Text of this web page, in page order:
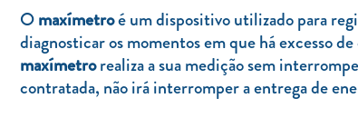
Omaxímetroé um dispositivo utilizado para
diagnosticar os momentos em que há excesso
maxímetrorealiza a sua medição sem
contratada, não irá interromper a entrega de